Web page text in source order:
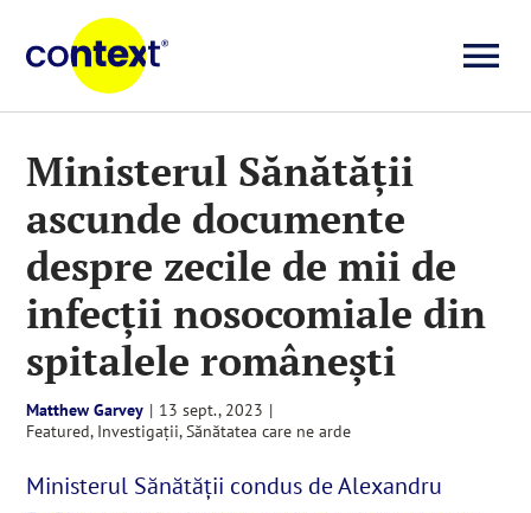
content
Știri
Explicative
Seriale
Ministerul Sănătății
ascunde documente
despre zecile de mii de
infecții nosocomiale din
spitalele românești
Matthew Garvey | 13 sept., 2023 |
Featured, Investigații,Sănătatea care ne arde
Ministerul Sănătății condus de Alexandru